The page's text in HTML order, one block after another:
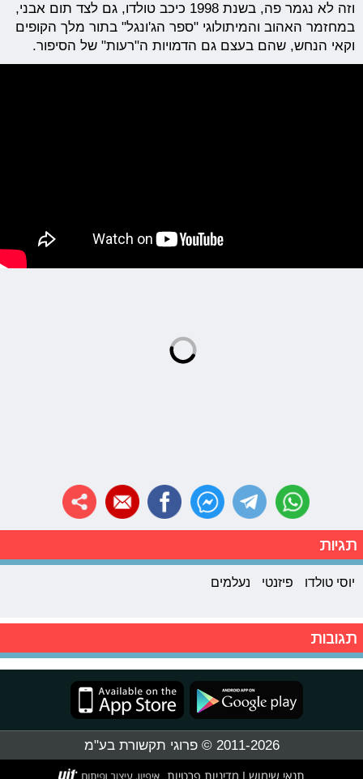
וזה לא נגמר פה, בשנת 1998 כיכב טולדו, גם לצד תום אבני,
במחזמר האהוב והמיתולוגי "ספר הג'ונגל" בתור מלך הקופים
וקאי הנחש, שהם בעצם גם הדמויות ה"רעות" של הסיפור.
תגיות
יוסי טולדו פיזנטי נעלמים
תגובות
2011-2026 © פרוגי תקשורת בע"מ